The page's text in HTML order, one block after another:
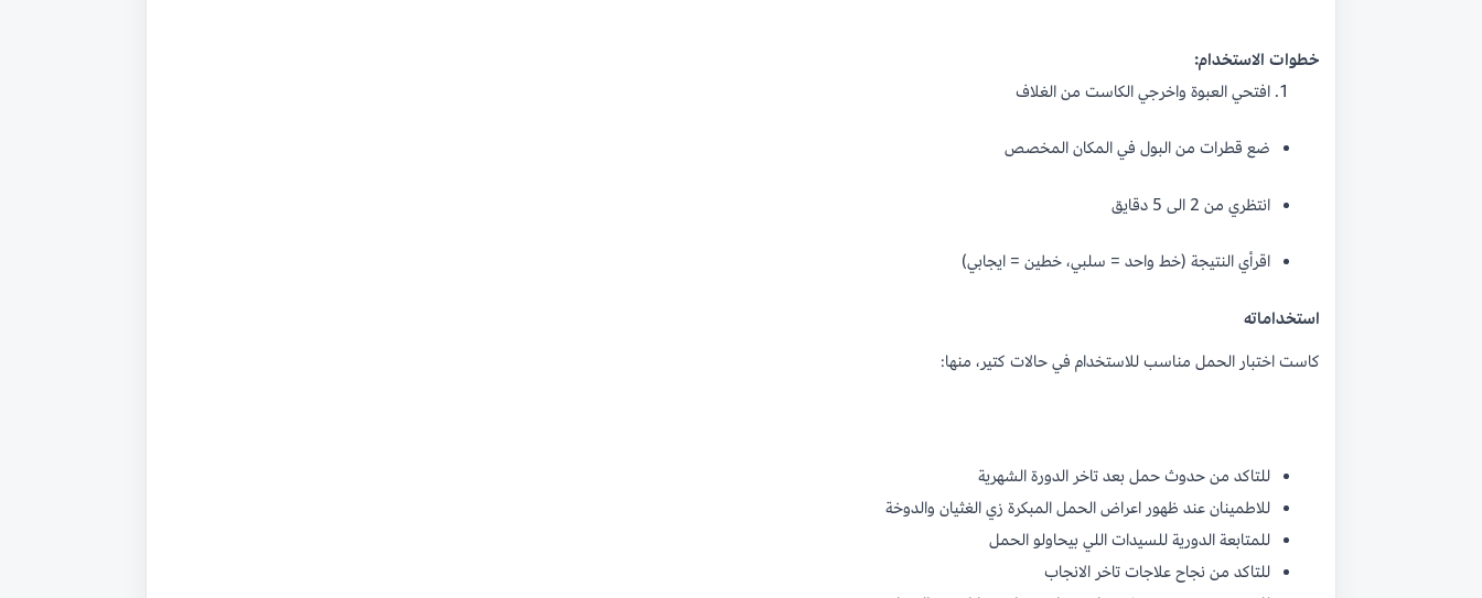
خطوات الاستخدام:
افتحي العبوة واخرجي الكاست من الغلاف
ضع قطرات من البول في المكان المخصص
انتظري من 2 الى 5 دقايق
اقرأي النتيجة (خط واحد = سلبي، خطين = ايجابي)
استخداماته
كاست اختبار الحمل مناسب للاستخدام في حالات كتير، منها:
للتاكد من حدوث حمل بعد تاخر الدورة الشهرية
للاطمينان عند ظهور اعراض الحمل المبكرة زي الغثيان والدوخة
للمتابعة الدورية للسيدات اللي بيحاولو الحمل
للتاكد من نجاح علاجات تاخر الانجاب